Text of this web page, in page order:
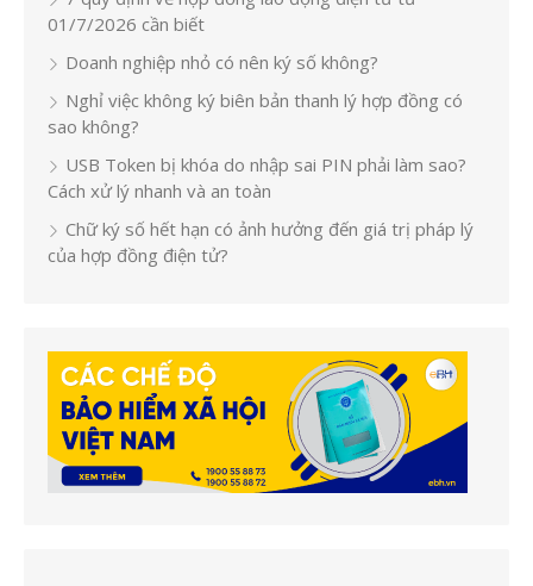
01/7/2026 cần biết
Doanh nghiệp nhỏ có nên ký số không?
Nghỉ việc không ký biên bản thanh lý hợp đồng có
sao không?
USB Token bị khóa do nhập sai PIN phải làm sao?
Cách xử lý nhanh và an toàn
Chữ ký số hết hạn có ảnh hưởng đến giá trị pháp lý
của hợp đồng điện tử?